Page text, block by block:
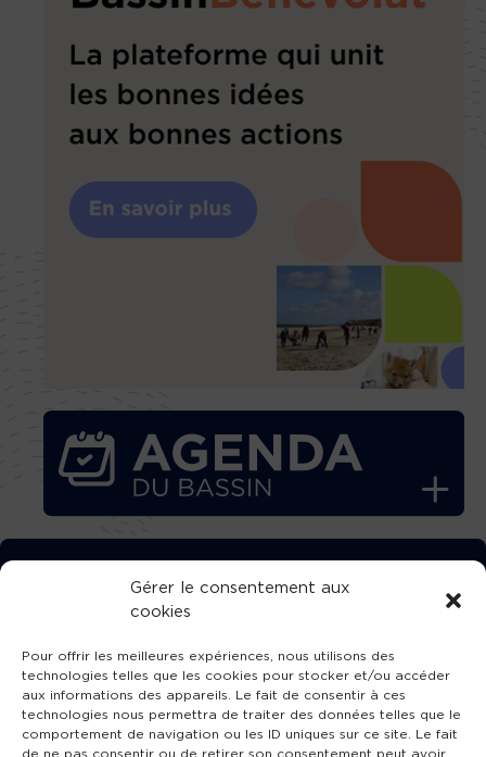
Gérer le consentement aux
cookies
Pour offrir les meilleures expériences, nous utilisons des
technologies telles que les cookies pour stocker et/ou accéder
aux informations des appareils. Le fait de consentir à ces
technologies nous permettra de traiter des données telles que le
comportement de navigation ou les ID uniques sur ce site. Le fait
de ne pas consentir ou de retirer son consentement peut avoir
TÉLÉCHARGEZ GRATUITEMENT
L’APPLICATION TVBA !
SUIVEZ-NOUS !